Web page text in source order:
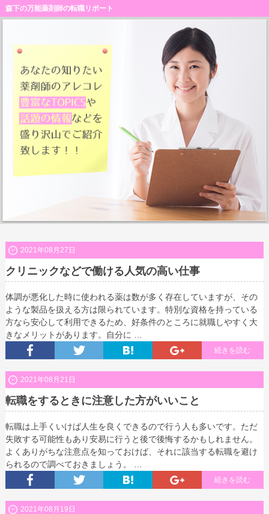
森下の万能薬剤師の転職リポート
2021年08月27日
クリニックなどで働ける人気の高い仕事
体調が悪化した時に使われる薬は数が多く存在していますが、その
ような製品を扱える方は限られています。特別な資格を持っている
方なら安心して利用できるため、好条件のところに就職しやすく大
きなメリットがあります。自分に …
続きを読む
2021年08月21日
転職をするときに注意した方がいいこと
転職は上手くいけば人生を良くできるので行う人も多いです。ただ
失敗する可能性もあり安易に行うと後で後悔するかもしれません。
よくありがちな注意点を知っておけば、それに該当する転職を避け
られるので調べておきましょう。 …
続きを読む
2021年08月19日